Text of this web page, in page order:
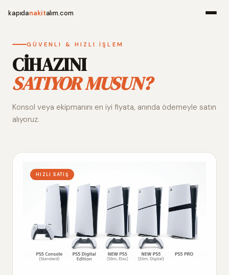
kapıdanakitalım.com
Alım
GÜVENLI & HIZLI İŞLEM
CİHAZINI
SATIYOR MUSUN?
Konsol veya ekipmanını en iyi fiyata, anında ödemeyle satın
alıyoruz.
HIZLI SATIŞ